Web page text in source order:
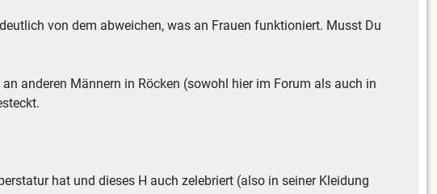
von dem abweichen, was an Frauen funktioniert. Musst Du
anderen Männern in Röcken (sowohl hier im Forum als auch in
hat und dieses H auch zelebriert (also in seiner Kleidung